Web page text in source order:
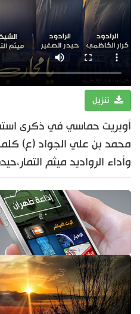
تنزيل
أوبريت حماسي في ذكرى
محمد بن علي الجواد (ع)
وأداء الرواديد ميثم